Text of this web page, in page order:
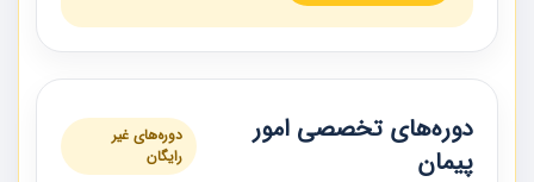
دوره‌های تخصصی امور
پیمان
دوره‌های غیر
رایگان